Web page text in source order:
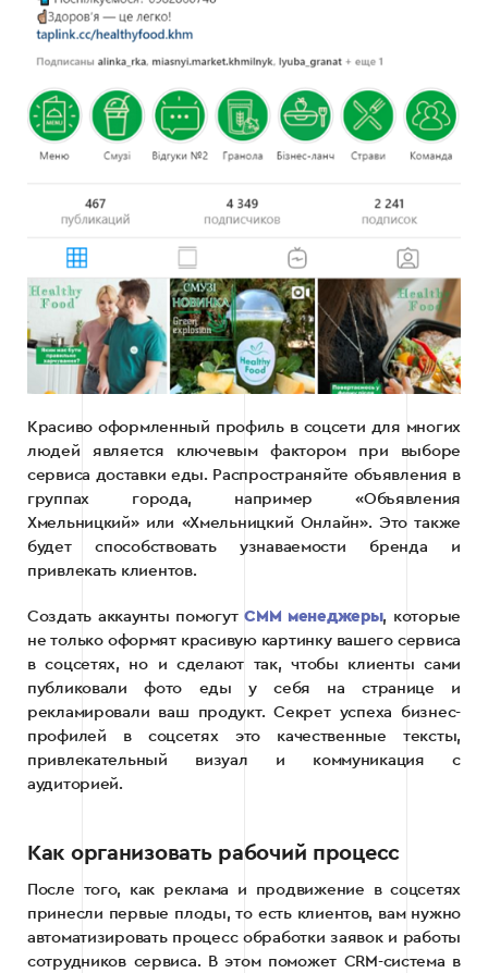
Красиво оформленный профиль в соцсети для многих
людей является ключевым фактором при выборе
сервиса доставки еды. Распространяйте объявления в
группах города, например «Объявления
Хмельницкий» или «Хмельницкий Онлайн». Это также
будет способствовать узнаваемости бренда и
привлекать клиентов.
Создать аккаунты помогутСММ менеджеры, которые
не только оформят красивую картинку вашего сервиса
в соцсетях, но и сделают так, чтобы клиенты сами
публиковали фото еды у себя на странице и
рекламировали ваш продукт. Секрет успеха бизнес-
профилей в соцсетях это качественные тексты,
привлекательный визуал и коммуникация с
аудиторией.
Как организовать рабочий процесс
После того, как реклама и продвижение в соцсетях
принесли первые плоды, то есть клиентов, вам нужно
автоматизировать процесс обработки заявок и работы
сотрудников сервиса. В этом поможет CRM-система в